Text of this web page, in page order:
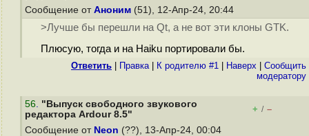
Сообщение от Аноним (51), 12-Апр-24, 20:44
>Лучше бы перешли на Qt, а не вот эти клоны GTK.
Плюсую, тогда и на Haiku портировали бы.
Ответить Правка| К родителю #1 Наверх
Cообщить
модератору
56. "Выпуск свободного звукового
редактора Ardour 8.5"
+ / –
Сообщение от Neon (??), 13-Апр-24, 00:04